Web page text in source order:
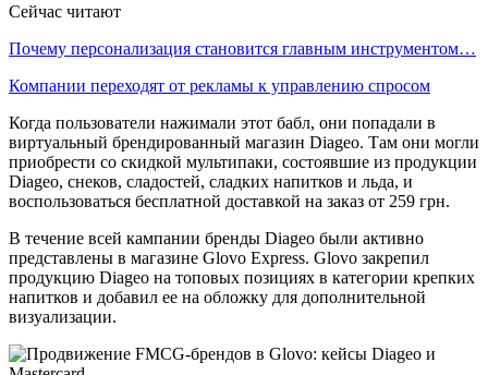
Сейчас читают
Почему персонализация становится главным инструментом…
Компании переходят от рекламы к управлению спросом
Когда пользователи нажимали этот бабл, они попадали в
виртуальный брендированный магазин Diageo. Там они могли
приобрести со скидкой мультипаки, состоявшие из продукции
Diageo, снеков, сладостей, сладких напитков и льда, и
воспользоваться бесплатной доставкой на заказ от 259 грн.
В течение всей кампании бренды Diageo были активно
представлены в магазине Glovo Express. Glovo закрепил
продукцию Diageo на топовых позициях в категории крепких
напитков и добавил ее на обложку для дополнительной
визуализации.